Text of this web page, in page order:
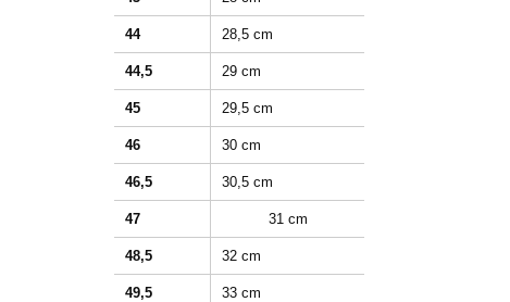
44 28,5 cm
44,5 29 cm
45 29,5 cm
46 30 cm
46,5 30,5 cm
47 31 cm
48,5 32 cm
49,5 33 cm